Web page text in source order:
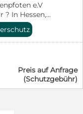
e.V
? In Hessen,
und im
der es sich
nach
eng mit
vor Ort
aus der
?
Preis auf Anfrage
(Schutzgebühr)